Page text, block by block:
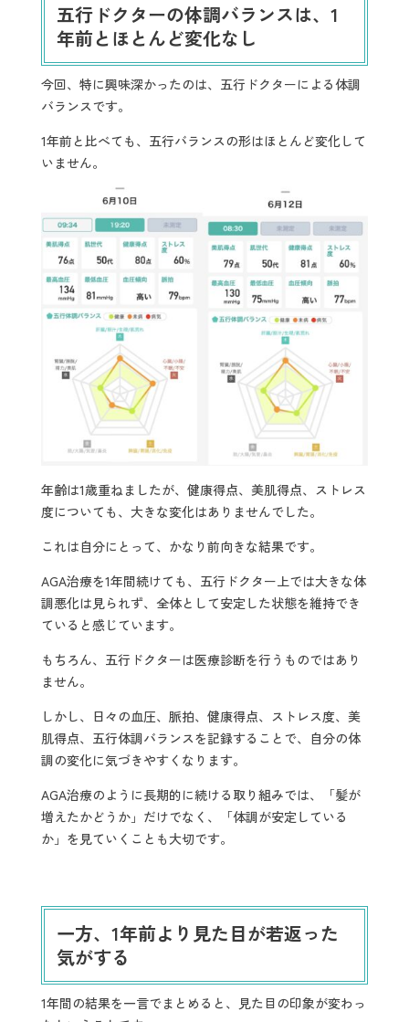
五行ドクターの体調バランスは、1
年前とほとんど変化なし
今回、特に興味深かったのは、五行ドクターによる体調
バランスです。
1年前と比べても、五行バランスの形はほとんど変化して
いません。
年齢は1歳重ねましたが、健康得点、美肌得点、ストレス
度についても、大きな変化はありませんでした。
これは自分にとって、かなり前向きな結果です。
AGA治療を1年間続けても、五行ドクター上では大きな体
調悪化は見られず、全体として安定した状態を維持でき
ていると感じています。
もちろん、五行ドクターは医療診断を行うものではあり
ません。
しかし、日々の血圧、脈拍、健康得点、ストレス度、美
肌得点、五行体調バランスを記録することで、自分の体
調の変化に気づきやすくなります。
AGA治療のように長期的に続ける取り組みでは、「髪が
増えたかどうか」だけでなく、「体調が安定している
か」を見ていくことも大切です。
一方、1年前より見た目が若返った
気がする
1年間の結果を一言でまとめると、見た目の印象が変わっ